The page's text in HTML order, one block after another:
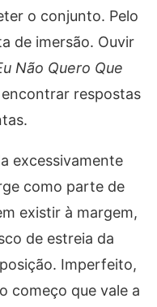
o conjunto. Pelo
de imersão. Ouvir
Não Quero Que
respostas
excessivamente
como parte de
existir à margem,
de estreia da
Imperfeito,
começo que vale a